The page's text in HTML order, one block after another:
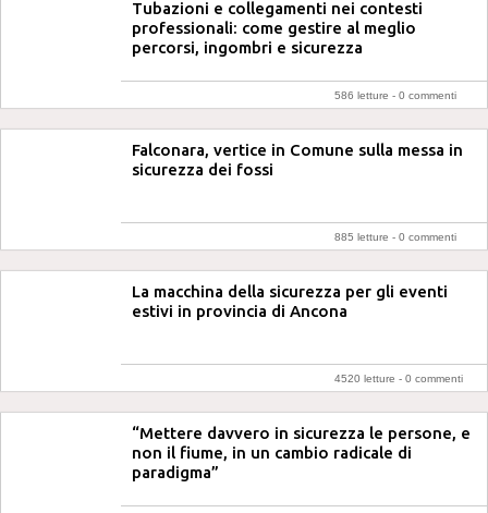
Tubazioni e collegamenti nei contesti
professionali: come gestire al meglio
percorsi, ingombri e sicurezza
586 letture - 0 commenti
Falconara, vertice in Comune sulla messa in
sicurezza dei fossi
885 letture - 0 commenti
La macchina della sicurezza per gli eventi
estivi in provincia di Ancona
4520 letture - 0 commenti
“Mettere davvero in sicurezza le persone, e
non il fiume, in un cambio radicale di
paradigma”